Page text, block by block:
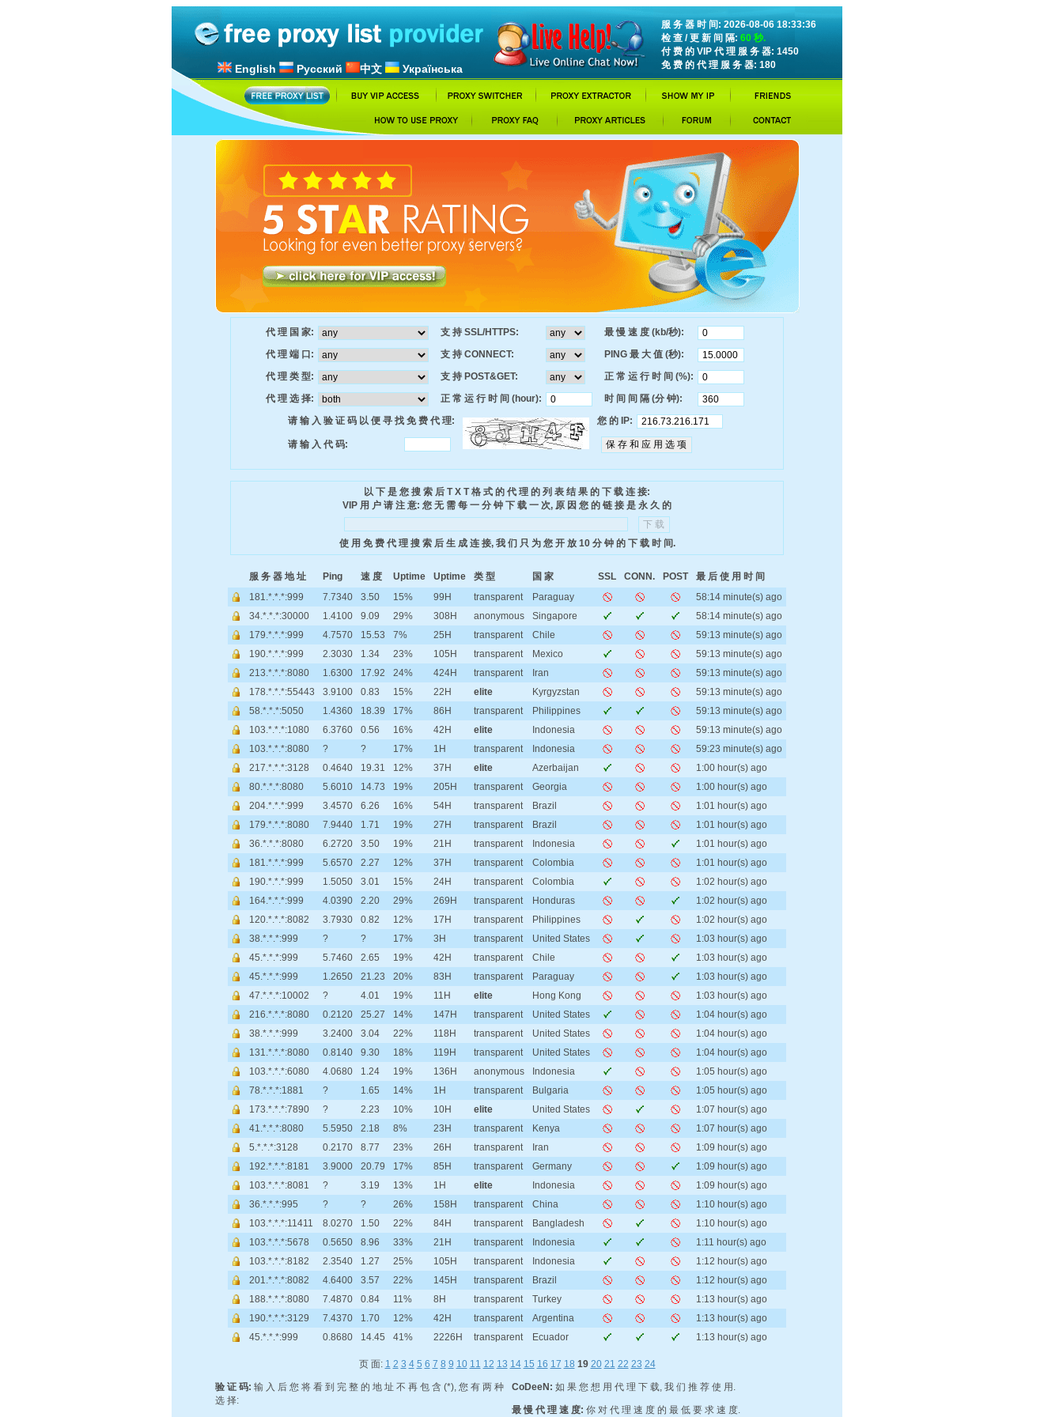
English Русский 中文 Українська
服 务 器 时 间: 2026-08-06 18:33:36
检 查 / 更 新 间 隔: 60 秒.
付 费 的 VIP 代 理 服 务 器: 1450
免 费 的 代 理 服 务 器: 180
代 理 国 家: 支 持 SSL/HTTPS:
最 慢 速 度 (kb/秒):
代 理 端 口:
支 持 CONNECT:
PING 最 大 值 (秒):
代 理 类 型:
支 持 POST&GET:
正 常 运 行 时 间 (%):
代 理 选 择:
正 常 运 行 时 间 (hour):
时 间 间 隔 (分 钟):
请 输 入 验 证 码 以 便 寻 找 免 费 代 理:
您 的 IP:
请 输 入 代 码:
以 下 是 您 搜 索 后 T X T 格 式 的 代 理 的 列 表 结 果 的 下 载 连 接:
VIP 用 户 请 注 意: 您 无 需 每 一 分 钟 下 载 一 次, 原 因 您 的 链 接 是 永 久 的
使 用 免 费 代 理 搜 索 后 生 成 连 接, 我 们 只 为 您 开 放 10 分 钟 的 下 载 时 间.
服 务 器 地 址 Ping 速 度 Uptime Uptime 类 型 国 家 SSL CONN. POST
最 后 使 用 时 间
181.*.*.*:999
7.7340 3.50 15% 99H transparent Paraguay
58:14 minute(s) ago
34.*.*.*:30000
1.4100 9.09 29% 308H anonymous Singapore
58:14 minute(s) ago
179.*.*.*:999
4.7570 15.53 7% 25H transparent Chile
59:13 minute(s) ago
190.*.*.*:999
2.3030 1.34 23% 105H transparent Mexico
59:13 minute(s) ago
213.*.*.*:8080
1.6300 17.92 24% 424H transparent Iran
59:13 minute(s) ago
178.*.*.*:55443
3.9100 0.83 15% 22H elite Kyrgyzstan
59:13 minute(s) ago
58.*.*.*:5050
1.4360 18.39 17% 86H transparent Philippines
59:13 minute(s) ago
103.*.*.*:1080
6.3760 0.56 16% 42H elite Indonesia
59:13 minute(s) ago
103.*.*.*:8080
? ? 17% 1H transparent Indonesia
59:23 minute(s) ago
217.*.*.*:3128
0.4640 19.31 12% 37H elite Azerbaijan
1:00 hour(s) ago
80.*.*.*:8080
5.6010 14.73 19% 205H transparent Georgia
1:00 hour(s) ago
204.*.*.*:999
3.4570 6.26 16% 54H transparent Brazil
1:01 hour(s) ago
179.*.*.*:8080
7.9440 1.71 19% 27H transparent Brazil
1:01 hour(s) ago
36.*.*.*:8080
6.2720 3.50 19% 21H transparent Indonesia
1:01 hour(s) ago
181.*.*.*:999
5.6570 2.27 12% 37H transparent Colombia
1:01 hour(s) ago
190.*.*.*:999
1.5050 3.01 15% 24H transparent Colombia
1:02 hour(s) ago
164.*.*.*:999
4.0390 2.20 29% 269H transparent Honduras
1:02 hour(s) ago
120.*.*.*:8082
3.7930 0.82 12% 17H transparent Philippines
1:02 hour(s) ago
38.*.*.*:999
? ? 17% 3H transparent United States
1:03 hour(s) ago
45.*.*.*:999
5.7460 2.65 19% 42H transparent Chile
1:03 hour(s) ago
45.*.*.*:999
1.2650 21.23 20% 83H transparent Paraguay
1:03 hour(s) ago
47.*.*.*:10002
? 4.01 19% 11H elite Hong Kong
1:03 hour(s) ago
216.*.*.*:8080
0.2120 25.27 14% 147H transparent United States
1:04 hour(s) ago
38.*.*.*:999
3.2400 3.04 22% 118H transparent United States
1:04 hour(s) ago
131.*.*.*:8080
0.8140 9.30 18% 119H transparent United States
1:04 hour(s) ago
103.*.*.*:6080
4.0680 1.24 19% 136H anonymous Indonesia
1:05 hour(s) ago
78.*.*.*:1881
? 1.65 14% 1H transparent Bulgaria
1:05 hour(s) ago
173.*.*.*:7890
? 2.23 10% 10H elite United States
1:07 hour(s) ago
41.*.*.*:8080
5.5950 2.18 8% 23H transparent Kenya
1:07 hour(s) ago
5.*.*.*:3128
0.2170 8.77 23% 26H transparent Iran
1:09 hour(s) ago
192.*.*.*:8181
3.9000 20.79 17% 85H transparent Germany
1:09 hour(s) ago
103.*.*.*:8081
? 3.19 13% 1H elite Indonesia
1:09 hour(s) ago
36.*.*.*:995
? ? 26% 158H transparent China
1:10 hour(s) ago
103.*.*.*:11411
8.0270 1.50 22% 84H transparent Bangladesh
1:10 hour(s) ago
103.*.*.*:5678
0.5650 8.96 33% 21H transparent Indonesia
1:11 hour(s) ago
103.*.*.*:8182
2.3540 1.27 25% 105H transparent Indonesia
1:12 hour(s) ago
201.*.*.*:8082
4.6400 3.57 22% 145H transparent Brazil
1:12 hour(s) ago
188.*.*.*:8080
7.4870 0.84 11% 8H transparent Turkey
1:13 hour(s) ago
190.*.*.*:3129
7.4370 1.70 12% 42H transparent Argentina
1:13 hour(s) ago
45.*.*.*:999
0.8680 14.45 41% 2226H transparent Ecuador 1:13 hour(s) ago
页 面: 1 2 3 4 5 6 7 8 9 10 11 12 13 14 15 16 17 18 19 20 21 22 23 24
验 证 码: 输 入 后 您 将 看 到 完 整 的 地 址 不 再 包 含 (*), 您 有 两 种
选 择:
CoDeeN: 如 果 您 想 用 代 理 下 载, 我 们 推 荐 使 用.
最 慢 代 理 速 度: 你 对 代 理 速 度 的 最 低 要 求 速 度.